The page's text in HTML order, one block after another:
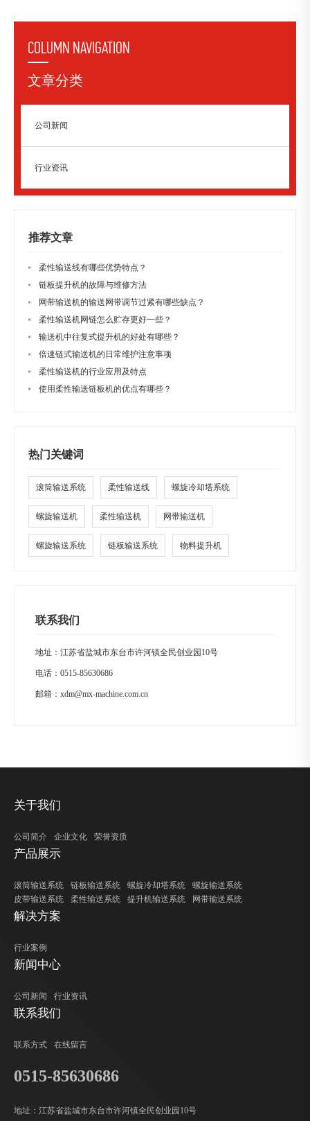
COLUMN NAVIGATION
文章分类
公司新闻
行业资讯
推荐文章
柔性输送线有哪些优势特点？
链板提升机的故障与维修方法
网带输送机的输送网带调节过紧有哪些缺点？
柔性输送机网链怎么贮存更好一些？
输送机中往复式提升机的好处有哪些？
倍速链式输送机的日常维护注意事项
柔性输送机的行业应用及特点
使用柔性输送链板机的优点有哪些？
热门关键词
滚筒输送系统 柔性输送线 螺旋冷却塔系统
螺旋输送机 柔性输送机 网带输送机
螺旋输送系统 链板输送系统 物料提升机
联系我们
地址：江苏省盐城市东台市许河镇全民创业园10号
电话： 0515-85630686
邮箱： xdm@mx-machine.com.cn
关于我们
公司简介 企业文化 荣誉资质
产品展示
滚筒输送系统 链板输送系统 螺旋冷却塔系统
螺旋输送系统
皮带输送系统
柔性输送系统 提升机输送系统 网带输送系统
解决方案
行业案例
新闻中心
公司新闻 行业资讯
联系我们
联系方式 在线留言
0515-85630686
地址：江苏省盐城市东台市许河镇全民创业园10号